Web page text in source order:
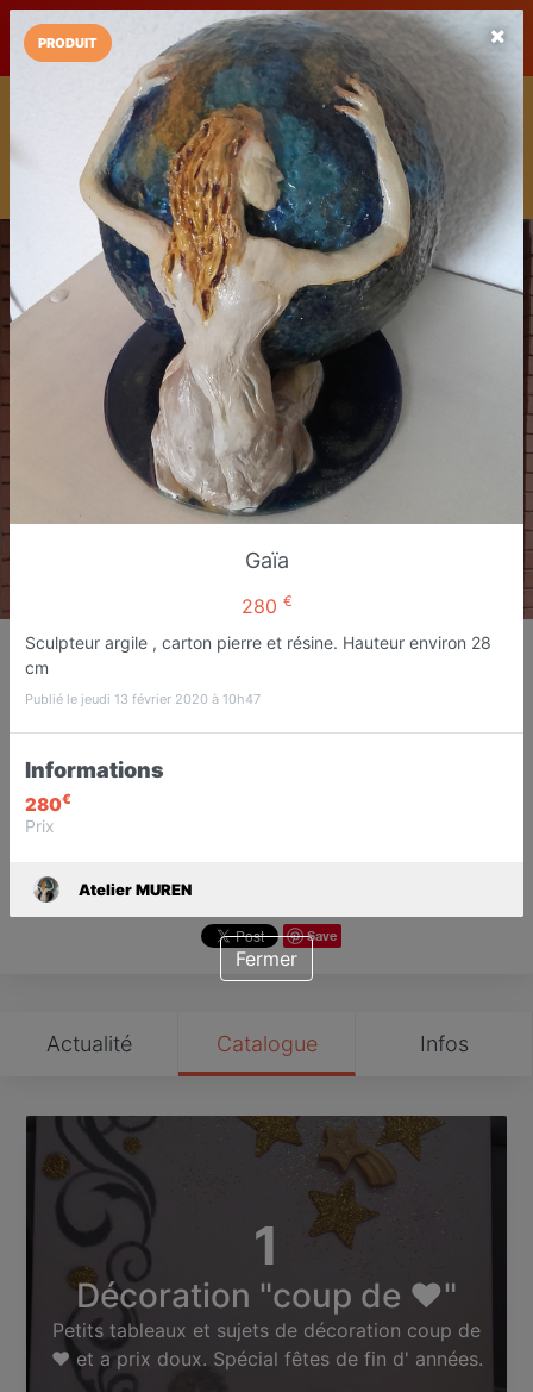
LaCarte LaCarte sur
Play Store
Installez l'App LaCarte
Téléchargez gratuitement l'app LaCarte pour suivre vos
commerces favoris et ne rien rater !
Télécharger Plus tard
Atelier MUREN
Fréjus
Favori
Save
Actualité Catalogue Infos
1
Décoration "coup de ❤"
Petits tableaux et sujets de décoration coup de
❤ et a prix doux. Spécial fêtes de fin d' années.
PRODUIT
Gaïa
280 €
Sculpteur argile , carton pierre et résine. Hauteur environ 28
cm
Publié le jeudi 13 février 2020 à 10h47
Informations
280€
Prix
Atelier MUREN
Fermer